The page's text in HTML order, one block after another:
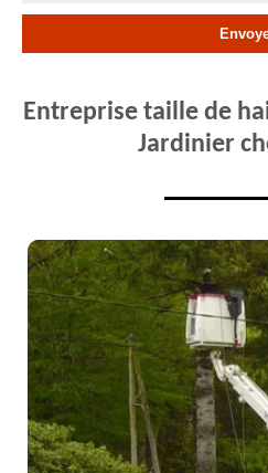
Entreprise taille de
Jardinier